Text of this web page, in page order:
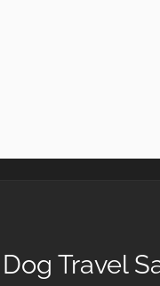
Dog Travel